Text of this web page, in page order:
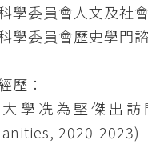
學委員會人文及社
學委員會歷史學門
歷：
學冼為堅傑出訪
2020-2023)